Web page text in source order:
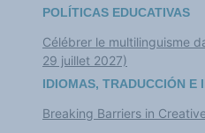
Base de datos de relaciones
FUNDAMENTOS
Actores del plurilingüismo
El futuro de las lenguas
Multilingüismos y plurilingüismos
Políticas y derechos lingüísticos
Políticas y derechos lingüísticos
Dinámica de las lenguas y prácticas
Lenguas e historia
POLÍTICAS EDUCATIVAS
Célébrer le multilinguisme
29 juillet 2027)
IDIOMAS, TRADUCCIÓN E
Breaking Barriers in